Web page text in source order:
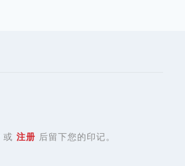
或 注册 后留下您的印记。